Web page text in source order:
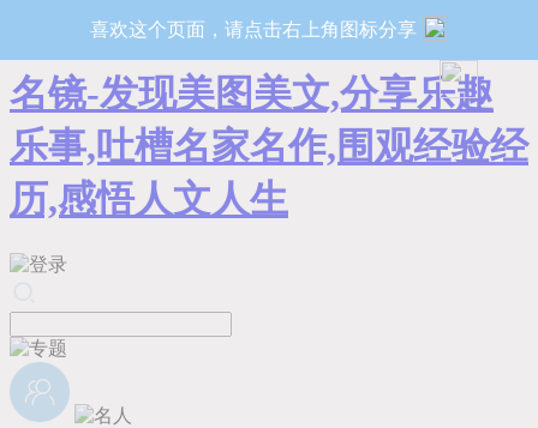
名镜-发现美图美文,分享乐趣
乐事,吐槽名家名作,围观经验经
历,感悟人文人生
喜欢这个页面，请点击右上角图标分享